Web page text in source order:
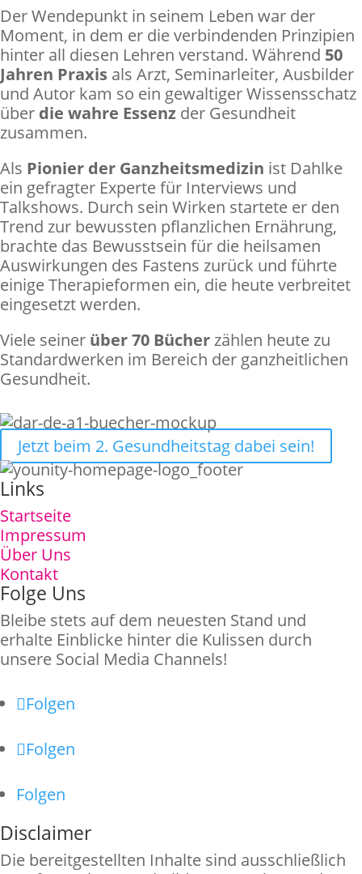
Der Wendepunkt in seinem Leben war der
Moment, in dem er die verbindenden Prinzipien
hinter all diesen Lehren verstand. Während 50
Jahren Praxis als Arzt, Seminarleiter, Ausbilder
und Autor kam so ein gewaltiger Wissensschatz
über die wahre Essenz der Gesundheit
zusammen.
Als Pionier der Ganzheitsmedizin ist Dahlke
ein gefragter Experte für Interviews und
Talkshows. Durch sein Wirken startete er den
Trend zur bewussten pflanzlichen Ernährung,
brachte das Bewusstsein für die heilsamen
Auswirkungen des Fastens zurück und führte
einige Therapieformen ein, die heute verbreitet
eingesetzt werden.
Viele seiner über 70 Bücherzählen heute zu
Standardwerken im Bereich der ganzheitlichen
Gesundheit.
Jetzt beim 2. Gesundheitstag dabei sein!
Links
Startseite
Impressum
Über Uns
Kontakt
Folge Uns
Bleibe stets auf dem neuesten Stand und
erhalte Einblicke hinter die Kulissen durch
unsere Social Media Channels!
Folgen
Folgen
Folgen
Disclaimer
Die bereitgestellten Inhalte sind ausschließlich